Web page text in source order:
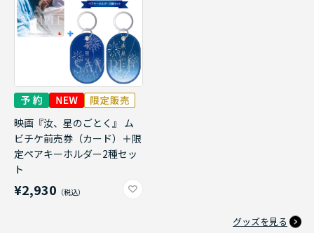
映画『汝、星のごとく』 ム
ビチケ前売券（カード）＋限
定ペアキーホルダー2種セッ
ト
¥2,930
グッズを見る